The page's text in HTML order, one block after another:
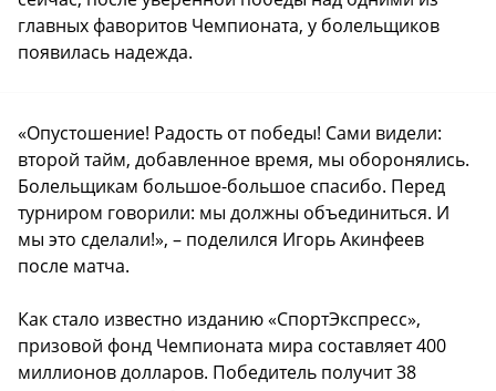
главных фаворитов Чемпионата, у болельщиков
появилась надежда.
«Опустошение! Радость от победы! Сами видели:
второй тайм, добавленное время, мы оборонялись.
Болельщикам большое-большое спасибо. Перед
турниром говорили: мы должны объединиться. И
мы это сделали!», – поделился Игорь Акинфеев
после матча.
Как стало известно изданию «СпортЭкспресс»,
призовой фонд Чемпионата мира составляет 400
миллионов долларов. Победитель получит 38